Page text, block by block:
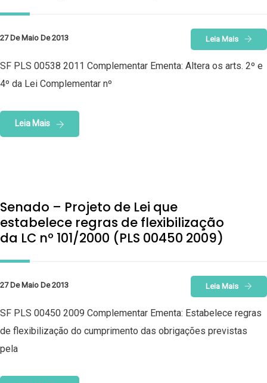
27 De Maio De 2013 Leia Mais
SF PLS 00538 2011 Complementar Ementa: Altera os arts. 2º e
4º da Lei Complementar nº
Leia Mais
Senado – Projeto de Lei que
estabelece regras de flexibilização
da LC nº 101/2000 (PLS 00450 2009)
27 De Maio De 2013 Leia Mais
SF PLS 00450 2009 Complementar Ementa: Estabelece regras
de flexibilização do cumprimento das obrigações previstas
pela